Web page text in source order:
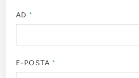
AD *
E-POSTA *